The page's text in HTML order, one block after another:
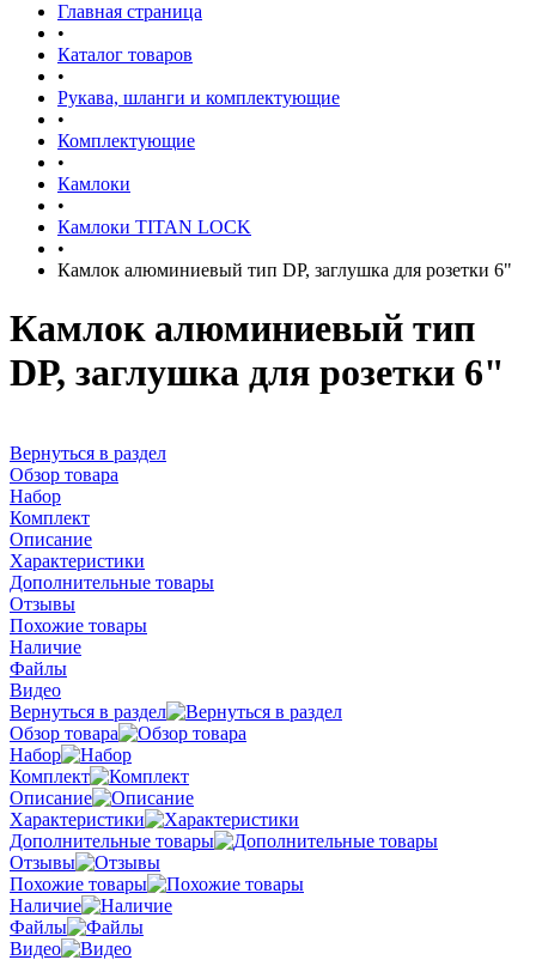
Главная страница
•
Каталог товаров
•
Рукава, шланги и комплектующие
•
Комплектующие
•
Камлоки
•
Камлоки TITAN LOCK
•
Камлок алюминиевый тип DР, заглушка для розетки 6"
Камлок алюминиевый тип
DР, заглушка для розетки 6"
Вернуться в раздел
Обзор товара
Набор
Комплект
Описание
Характеристики
Дополнительные товары
Отзывы
Похожие товары
Наличие
Файлы
Видео
Вернуться в раздел
Обзор товара
Набор
Комплект
Описание
Характеристики
Дополнительные товары
Отзывы
Похожие товары
Наличие
Файлы
Видео